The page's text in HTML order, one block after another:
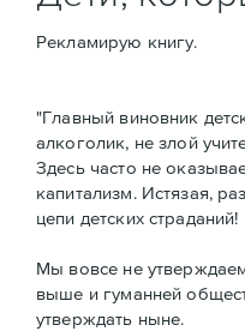
Рекламирую книгу.
"Главный виновник
алкоголик, не злой
Здесь часто не
капитализм. Истязая,
цепи детских страданий!
Мы вовсе не
выше и гуманней
утверждать ныне.